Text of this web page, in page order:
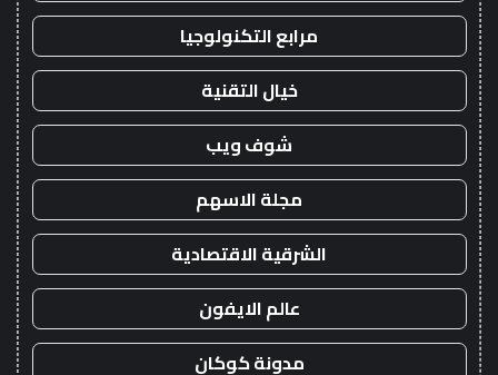
مرابع التكنولوجيا
خيال التقنية
شوف ويب
مجلة الاسهم
الشرقية الاقتصادية
عالم الايفون
مدونة كوكان